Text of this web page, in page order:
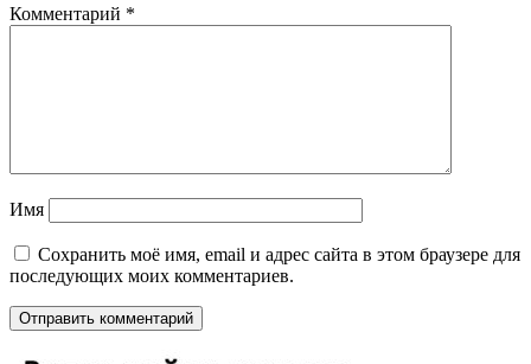
Комментарий *
Имя
Сохранить моё имя, email и адрес сайта в этом браузере для
последующих моих комментариев.